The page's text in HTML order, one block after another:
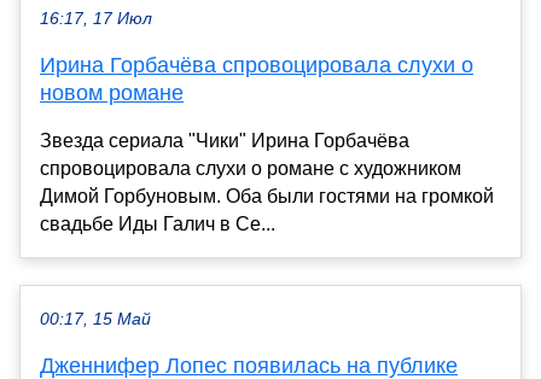
16:17, 17 Июл
Ирина Горбачёва спровоцировала слухи о
новом романе
Звезда сериала "Чики" Ирина Горбачёва
спровоцировала слухи о романе с художником
Димой Горбуновым. Оба были гостями на громкой
свадьбе Иды Галич в Се...
00:17, 15 Май
Дженнифер Лопес появилась на публике